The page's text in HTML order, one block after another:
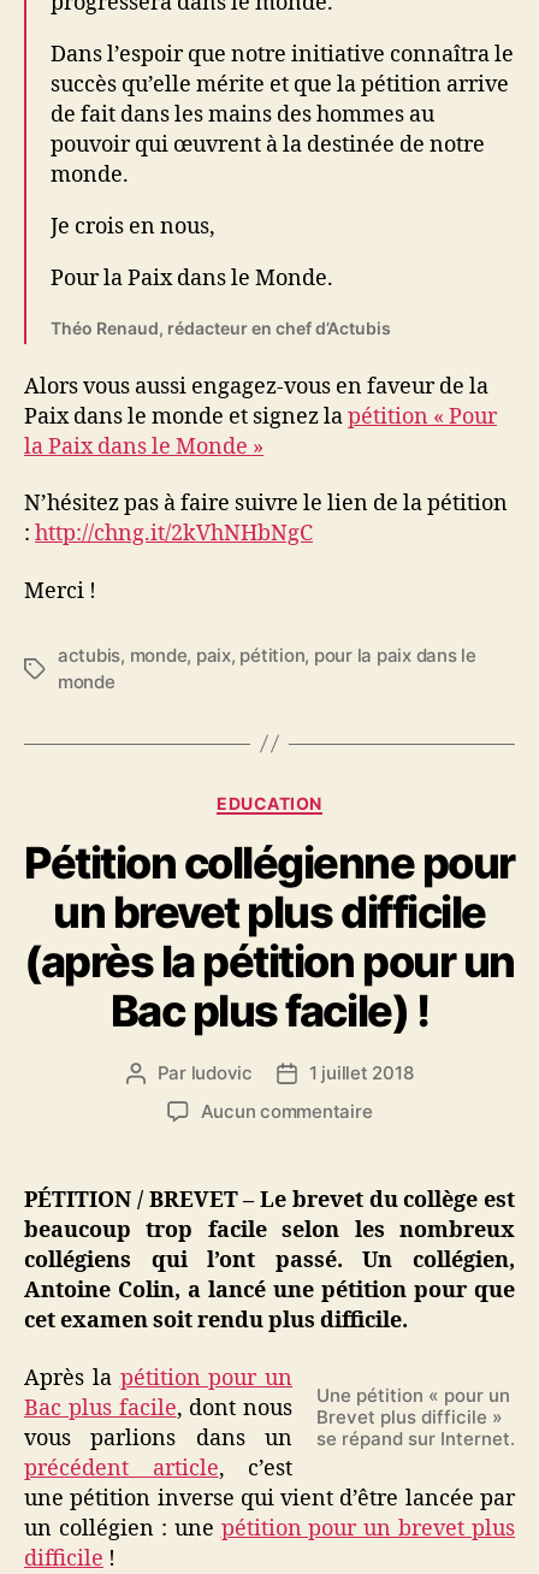
Dans l’espoir que notre initiative connaîtra le
succès qu’elle mérite et que la pétition arrive
de fait dans les mains des hommes au
pouvoir qui œuvrent à la destinée de notre
monde.
Je crois en nous,
Pour la Paix dans le Monde.
Théo Renaud, rédacteur en chef d’Actubis
Alors vous aussi engagez-vous en faveur de la
Paix dans le monde et signez lapétition « Pour
la Paix dans le Monde »
N’hésitez pas à faire suivre le lien de la pétition
: http://chng.it/2kVhNHbNgC
Merci !
Étiquettes
actubis, monde, paix, pétition, pour la paix dans le
monde
Catégories
EDUCATION
Pétition collégienne pour
un brevet plus difficile
(après la pétition pour un
Bac plus facile) !
Auteur
l’article
Par ludovic
Date1 juillet 2018
Aucun commentairesur
pour
brevet
plus
difficile
(après
pour
un
facile)
!
PÉTITION / BREVET – Le brevet du collège est
beaucoup trop facile selon les nombreux
collégiens qui l’ont passé. Un collégien,
Antoine Colin, a lancé une pétition pour que
cet examen soit rendu plus difficile.
Une pétition « pour un
Brevet plus difficile »
se répand sur Internet.
Après la pétition pour un
Bac plus facile, dont nous
vous parlions dans un
précédent article, c’est
une pétition inverse qui vient d’être lancée par
un collégien : une pétition pour un brevet plus
difficile !